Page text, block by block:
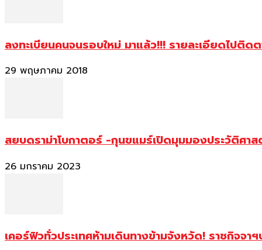
ลงทะเบียนคนจนรอบใหม่ มาแล้ว!!! รายละเอียดไปติด
29 พฤษภาคม 2018
สยบดราม่าโบกาตอร์ -กุนขแมร์เปิดมุมมองประวัติศา
26 มกราคม 2023
เคอร์ฟิวทั่วประเทศห้ามเดินทางข้ามจังหวัด! ราชกิจจา